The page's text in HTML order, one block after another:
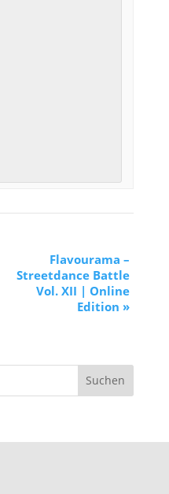
Flavourama –
Streetdance Battle
Vol. XII | Online
Edition »